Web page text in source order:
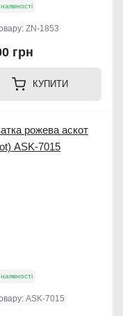
ZN-1853
грн
КУПИТИ
рожева аскот
ASK-7015
ASK-7015